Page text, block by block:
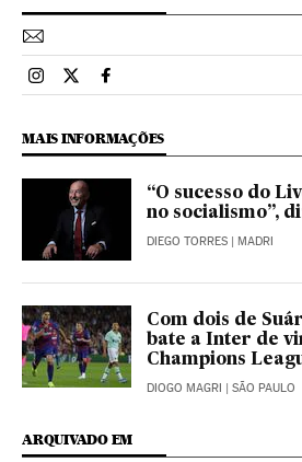
Esportes El País Brasil en Instagram
Esportes El País Brasil en
Esportes El País Brasil en
MAIS INFORMAÇÕES
“O sucesso do
no socialismo”,
DIEGO TORRES | MADRI
Com dois de
bate a Inter de
Champions
DIOGO MAGRI | SÃO PAULO
ARQUIVADO EM